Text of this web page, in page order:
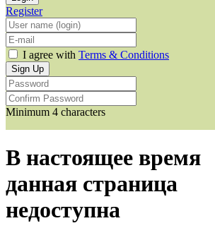
Register
I agree with Terms & Conditions
Minimum 4 characters
В настоящее время
данная страница
недоступна